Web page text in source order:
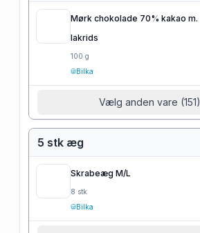
Mørk chokolade 70% kakao m.
lakrids
100 g
Bilka
Vælg anden vare (151)
5 stk æg
Skrabeæg M/L
8 stk
Bilka